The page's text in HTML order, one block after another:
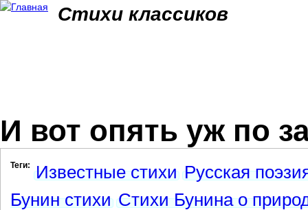
Стихи классиков
И вот опять уж по
Теги: Известные стихи Русская
Бунин стихи Стихи Бунина о